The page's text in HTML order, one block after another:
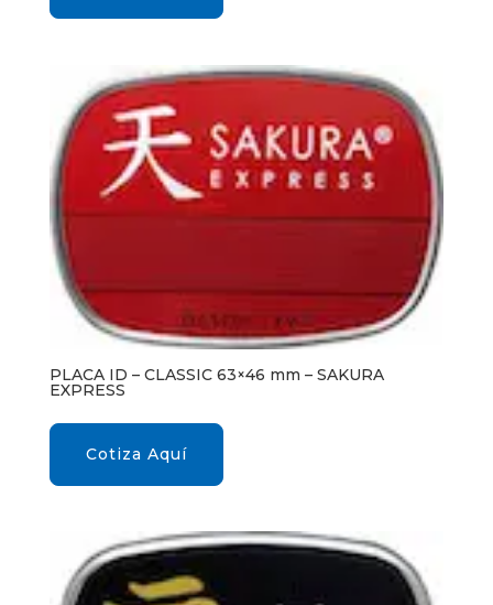
PLACA ID – CLASSIC 63×46 mm – SAKURA
EXPRESS
Cotiza Aquí